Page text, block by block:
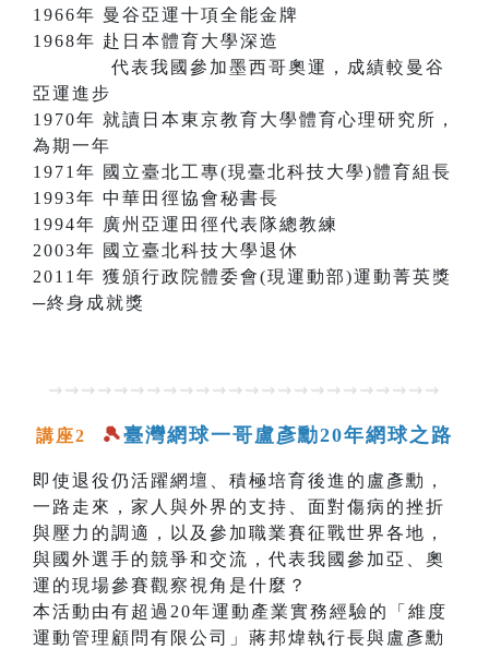
1966年 曼谷亞運十項全能金牌
1968年 赴日本體育大學深造
代表我國參加墨西哥奧運，成績較曼谷
亞運進步
1970年 就讀日本東京教育大學體育心理研究所，
為期一年
1971年 國立臺北工專(現臺北科技大學)體育組長
1993年 中華田徑協會秘書長
1994年 廣州亞運田徑代表隊總教練
2003年 國立臺北科技大學退休
2011年 獲頒行政院體委會(現運動部)運動菁英獎
─終身成就獎
⇝⇝⇝⇝⇝⇝⇝⇝⇝⇝⇝⇝⇝⇝⇝⇝⇝⇝⇝⇝⇝⇝⇝⇝
講座2 🎾臺灣網球一哥盧彥勳20年網球之路
即使退役仍活躍網壇、積極培育後進的盧彥勳，
一路走來，家人與外界的支持、面對傷病的挫折
與壓力的調適，以及參加職業賽征戰世界各地，
與國外選手的競爭和交流，代表我國參加亞、奧
運的現場參賽觀察視角是什麼？
本活動由有超過20年運動產業實務經驗的「維度
運動管理顧問有限公司」蔣邦煒執行長與盧彥勳